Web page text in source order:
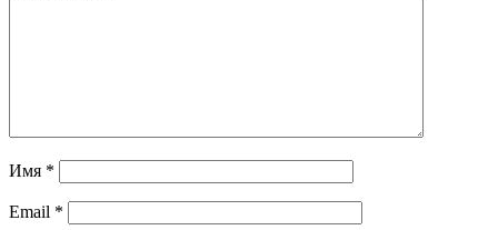
Имя *
Email *